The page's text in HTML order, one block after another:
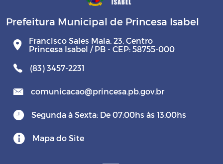
Prefeitura Municipal de Princesa Isabel
Francisco Sales Maia, 23, Centro
Princesa Isabel / PB - CEP: 58755-000
(83) 3457-2231
comunicacao@princesa.pb.gov.br
Segunda à Sexta: De 07:00hs às 13:00hs
Mapa do Site